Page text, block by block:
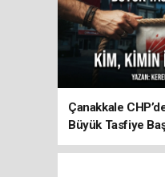
Çanakkale
Büyük Tasfiye
Uçuşuyor